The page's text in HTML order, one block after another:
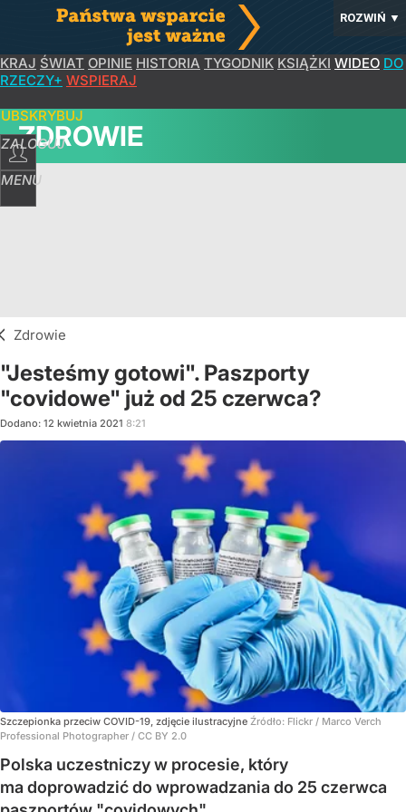
ROZWIŃ ▼
KRAJ ŚWIAT OPINIE HISTORIA TYGODNIK KSIĄŻKI WIDEO DO
RZECZY+ WSPIERAJ
ZALOGUJ
MENU
ZDROWIE
Zdrowie
"Jesteśmy gotowi". Paszporty
"covidowe" już od 25 czerwca?
Dodano: 12 kwietnia 2021 8:21
Szczepionka przeciw COVID-19, zdjęcie ilustracyjne Źródło: Flickr / Marco Verch
Professional Photographer / CC BY 2.0
Polska uczestniczy w procesie, który
ma doprowadzić do wprowadzania do 25 czerwca